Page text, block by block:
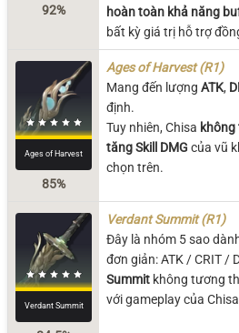
92%
hoàn toàn khả năng
bất kỳ giá trị hỗ trợ
Ages of Harvest
85%
Ages of Harvest (R1)
Mang đến lượng ATK,
định.
Tuy nhiên, Chisa không
tăng Skill DMG của vũ
chọn trên.
Verdant Summit
Verdant Summit (R1)
Đây là nhóm 5 sao
đơn giản: ATK / CRIT /
Summit không tương
với gameplay của